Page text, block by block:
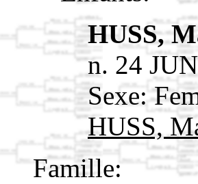
HUSS,
n. 24
Sexe:
HUSS,
Famille: